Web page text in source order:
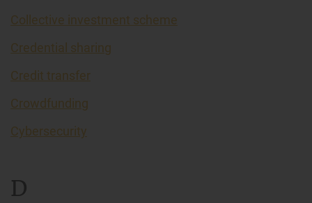
Collective investment scheme
Credential sharing
Credit transfer
Crowdfunding
Cybersecurity
D